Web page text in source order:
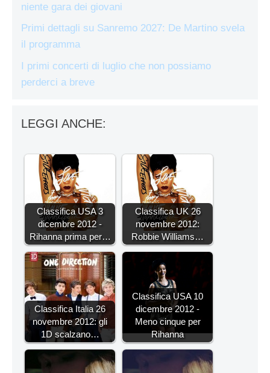
niente gara dei giovani
Primi dettagli su Sanremo 2027: De Martino svela
il programma
I primi concerti di luglio che non possiamo
perderci a breve
LEGGI ANCHE:
Classifica USA 3
dicembre 2012 -
Rihanna prima per…
Classifica UK 26
novembre 2012:
Robbie Williams…
Classifica Italia 26
novembre 2012: gli
1D scalzano…
Classifica USA 10
dicembre 2012 -
Meno cinque per
Rihanna